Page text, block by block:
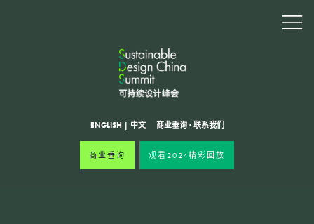
ENGLISH | 中文 商业垂询· 联系我们
商业垂询 观看2024精彩回放